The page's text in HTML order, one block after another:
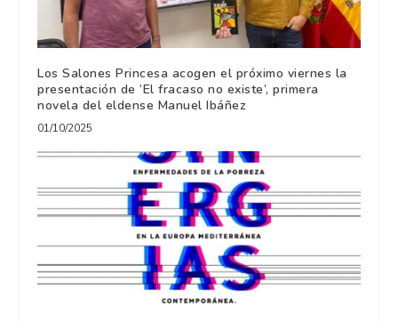
Los Salones Princesa acogen el próximo viernes la
presentación de ‘El fracaso no existe’, primera
novela del eldense Manuel Ibáñez
01/10/2025